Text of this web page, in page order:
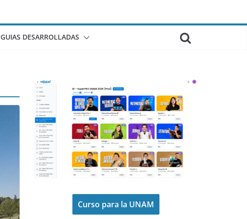
GUIAS DESARROLLADAS
Curso para la UNAM